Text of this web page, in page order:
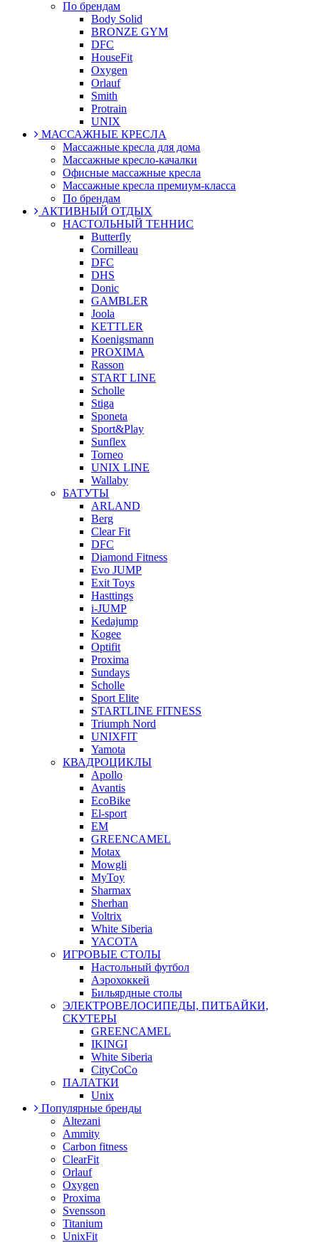
По брендам
Body Solid
BRONZE GYM
DFC
HouseFit
Oxygen
Orlauf
Smith
Protrain
UNIX
МАССАЖНЫЕ КРЕСЛА
Массажные кресла для дома
Массажные кресло-качалки
Офисные массажные кресла
Массажные кресла премиум-класса
По брендам
АКТИВНЫЙ ОТДЫХ
НАСТОЛЬНЫЙ ТЕННИС
Butterfly
Cornilleau
DFC
DHS
Donic
GAMBLER
Joola
KETTLER
Koenigsmann
PROXIMA
Rasson
START LINE
Scholle
Stiga
Sponeta
Sport&Play
Sunflex
Torneo
UNIX LINE
Wallaby
БАТУТЫ
ARLAND
Berg
Clear Fit
DFC
Diamond Fitness
Evo JUMP
Exit Toys
Hasttings
i-JUMP
Kedajump
Kogee
Optifit
Proxima
Sundays
Scholle
Sport Elite
STARTLINE FITNESS
Triumph Nord
UNIXFIT
Yamota
КВАДРОЦИКЛЫ
Apollo
Avantis
EcoBike
El-sport
EM
GREENCAMEL
Motax
Mowgli
MyToy
Sharmax
Sherhan
Voltrix
White Siberia
YACOTA
ИГРОВЫЕ СТОЛЫ
Настольный футбол
Аэрохоккей
Бильярдные столы
ЭЛЕКТРОВЕЛОСИПЕДЫ, ПИТБАЙКИ,
СКУТЕРЫ
GREENCAMEL
IKINGI
White Siberia
CityCoCo
ПАЛАТКИ
Unix
Популярные бренды
Altezani
Ammity
Carbon fitness
ClearFit
Orlauf
Oxygen
Proxima
Svensson
Titanium
UnixFit